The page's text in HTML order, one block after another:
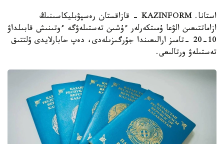
استانا. KAZINFORM - قازاقستان رەسپۋبليكاسىنىڭ
ازاماتتىعىن الۋعا ۇمىتكەرلەر ءۇشىن تەستىلەۋگە ءوتىنىش قابىلداۋ
10-20 -تامىز ارالىعىندا جۇرگىزىلەدى، دەپ حابارلايدى ۇلتتىق
تەستىلەۋ ورتالىعى.